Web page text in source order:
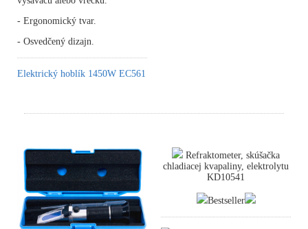
- Ergonomický tvar.
- Osvedčený dizajn.
Elektrický hoblík 1450W EC561
Refraktometer, skúšačka
chladiacej kvapaliny, elektrolytu
KD10541
Bestseller